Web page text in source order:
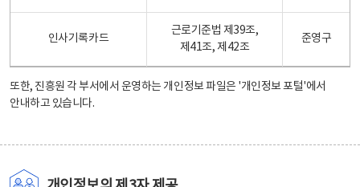
인사기록카드
근로기준법 제39조,
제41조, 제42조
준영구
또한, 진흥원 각 부서에서 운영하는 개인정보 파일은 '개인정보 포털'에서
안내하고 있습니다.